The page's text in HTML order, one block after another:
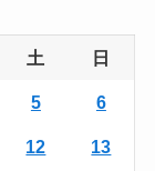
土 日
5 6
12 13